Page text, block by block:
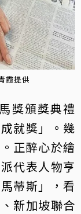
霞提供
獎頒獎典禮
就獎」。幾
正醉心於繪
代表人物亨
蒂斯」，看
新加坡聯合